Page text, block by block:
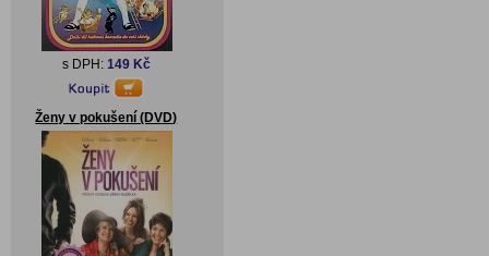
s DPH: 149 Kč
Ženy v pokušení (DVD)